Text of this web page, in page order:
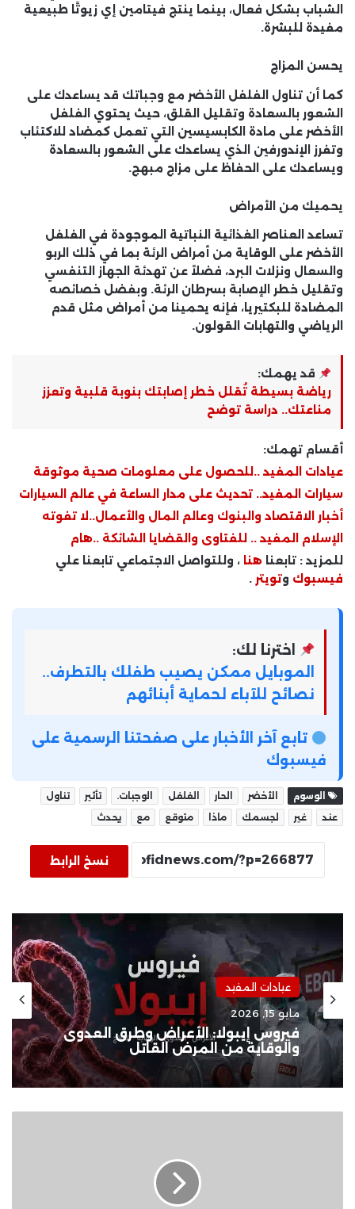
الشباب بشكل فعال، بينما ينتج فيتامين إي زيوتًا طبيعية
مفيدة للبشرة.
يحسن المزاج
كما أن تناول الفلفل الأخضر مع وجباتك قد يساعدك على
الشعور بالسعادة وتقليل القلق، حيث يحتوي الفلفل
الأخضر على مادة الكابسيسين التي تعمل كمضاد للاكتئاب
وتفرز الإندورفين الذي يساعدك على الشعور بالسعادة
ويساعدك على الحفاظ على مزاج مبهج.
يحميك من الأمراض
تساعد العناصر الغذائية النباتية الموجودة في الفلفل
الأخضر على الوقاية من أمراض الرئة بما في ذلك الربو
والسعال ونزلات البرد، فضلاً عن تهدئة الجهاز التنفسي
وتقليل خطر الإصابة بسرطان الرئة. وبفضل خصائصه
المضادة للبكتيريا، فإنه يحمينا من أمراض مثل قدم
الرياضي والتهابات القولون.
قد يهمك:
رياضة بسيطة تُقلل خطر إصابتك بنوبة قلبية وتعزز
مناعتك.. دراسة توضح
أقسام تهمك:
عيادات المفيد ..للحصول على معلومات صحية موثوقة
سيارات المفيد.. تحديث على مدار الساعة في عالم السيارات
أخبار الاقتصاد والبنوك وعالم المال والأعمال..لا تفوته
الإسلام المفيد .. للفتاوى والقضايا الشائكة ..هام
للمزيد : تابعنا هنا ، وللتواصل الاجتماعي تابعنا علي
فيسبوك وتويتر .
اخترنا لك:
الموبايل ممكن يصيب طفلك بالتطرف..
نصائح للآباء لحماية أبنائهم
تابع آخر الأخبار على صفحتنا الرسمية على
فيسبوك
الوسوم الأخضر الحار الفلفل الوجبات. تأثير
تناول
عند
غير لجسمك ماذا متوقع مع يحدث
نسخ الرابط
عيادات المفيد
مايو 15, 2026
فيروس إيبولا: الأعراض وطرق العدوى
والوقاية من المرض القاتل